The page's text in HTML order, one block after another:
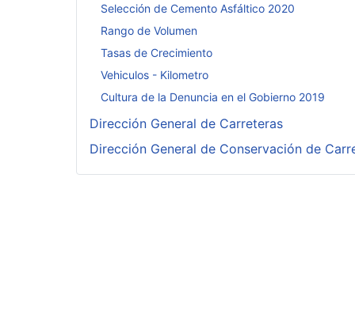
Selección de Cemento Asfáltico 2020
Rango de Volumen
Tasas de Crecimiento
Vehiculos - Kilometro
Cultura de la Denuncia en el Gobierno 2019
Dirección General de Carreteras
Dirección General de Conservación de